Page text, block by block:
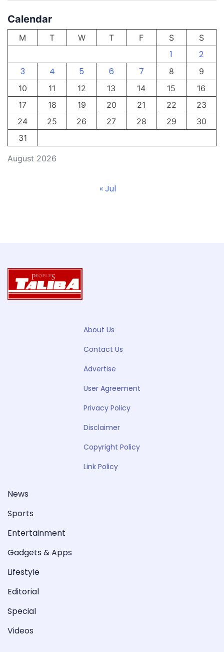
Calendar
August 2026
M T W T F S S
1
2
3
4 5 6 7 8
9
10
11 12 13 14 15
16
17
18 19 20 21 22
23
24
25 26 27 28 29
30
31
« Jul
About Us
Contact Us
Advertise
User Agreement
Privacy Policy
Disclaimer
Copyright Policy
Link Policy
News
Sports
Entertainment
Gadgets & Apps
Lifestyle
Editorial
Special
Videos